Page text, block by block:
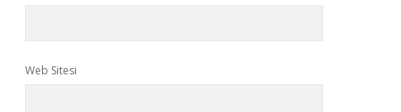
Web Sitesi